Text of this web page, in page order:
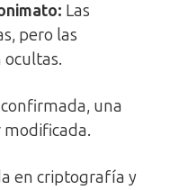
Las
pero las
una
modificada.
en criptografía y